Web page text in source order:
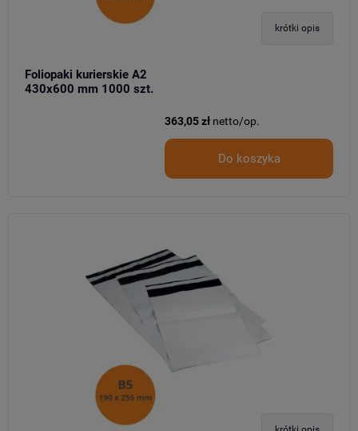
krótki opis
Foliopaki kurierskie A2
430x600 mm 1000 szt.
363,05 zł netto/op.
Do koszyka